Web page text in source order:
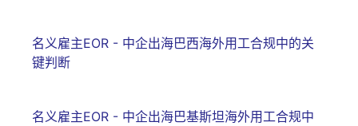
名义雇主EOR - 中企出海巴西海外用工合规中的关
键判断
名义雇主EOR - 中企出海巴基斯坦海外用工合规中